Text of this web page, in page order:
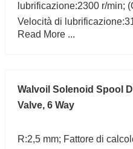
lubrificazione:2300 r/min;
Velocità di
r/min; C:46,5 mm; Bearing
Read More ...
Walvoil Solenoid Spool
Valve, 6 Way
R:2,5 mm; Fattore di